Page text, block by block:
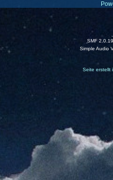
SMF 2.0.19
Simple Audio
Seite erstellt